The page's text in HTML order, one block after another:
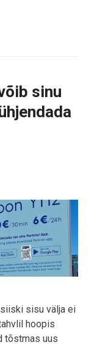
sinu
sisu välja ei
hoopis
tõstmas uus